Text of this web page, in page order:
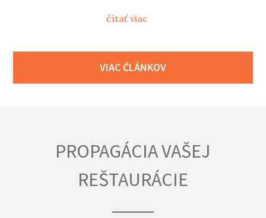
čítať viac
VIAC ČLÁNKOV
PROPAGÁCIA VAŠEJ
REŠTAURÁCIE